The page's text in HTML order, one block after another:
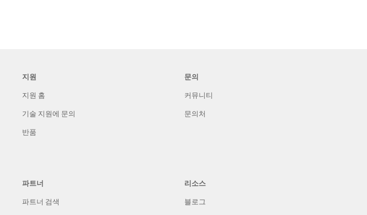
지원
지원 홈
기술 지원에 문의
반품
문의
커뮤니티
문의처
파트너
파트너 검색
리소스
블로그